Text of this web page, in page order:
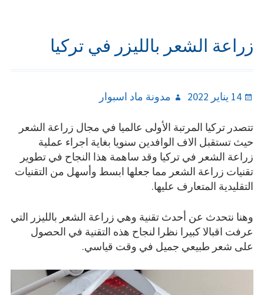
زراعة الشعر بالليزر في تركيا
Posted
14 يناير 2022 Author
مدونة ماد اسبوار
تتصدر تركيا المرتبة الأولى عالميا في مجال زراعة الشعر
حيث تستقبل الاف الوافدين سنويا بغاية اجراء عملية
زراعة الشعر في تركيا وقد ساهمة هذا النجاح في تطوير
تقنيات زراعة الشعر مما جعلها ابسط وأسهل من التقنيات
التقليدية المتعارف عليها.
وهنا نتحدث عن أحدث تقنية وهي زراعة الشعر بالليزر التي
عرفت اقبالا كبيرا نظرا لنجاح هذه التقنية في الحصول
على شعر طبيعي جميل في وقت قياسي.